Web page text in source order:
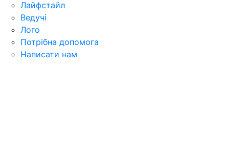
Лайфстайл
Ведучі
Лого
Потрібна допомога
Написати нам